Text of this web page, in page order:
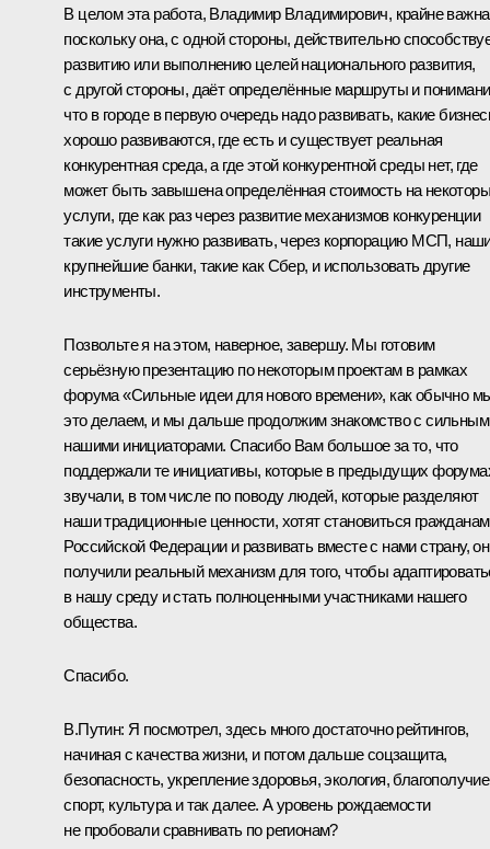
В целом эта работа, Владимир Владимирович, крайне
поскольку она, с одной стороны, действительно
развитию или выполнению целей национального развития,
с другой стороны, даёт определённые маршруты и
что в городе в первую очередь надо развивать, какие
хорошо развиваются, где есть и существует реальная
конкурентная среда, а где этой конкурентной среды нет, где
может быть завышена определённая стоимость на
услуги, где как раз через развитие механизмов конкуренции
такие услуги нужно развивать, через корпорацию МСП,
крупнейшие банки, такие как Сбер, и использовать другие
инструменты.
Позвольте я на этом, наверное, завершу. Мы готовим
серьёзную презентацию по некоторым проектам в рамках
форума «Сильные идеи для нового времени», как обычно
это делаем, и мы дальше продолжим знакомство с
нашими инициаторами. Спасибо Вам большое за то, что
поддержали те инициативы, которые в предыдущих
звучали, в том числе по поводу людей, которые разделяют
наши традиционные ценности, хотят становиться
Российской Федерации и развивать вместе с нами страну,
получили реальный механизм для того, чтобы
в нашу среду и стать полноценными участниками нашего
общества.
Спасибо.
В.Путин: Я посмотрел, здесь много достаточно рейтингов,
начиная с качества жизни, и потом дальше соцзащита,
безопасность, укрепление здоровья, экология,
спорт, культура и так далее. А уровень рождаемости
не пробовали сравнивать по регионам?